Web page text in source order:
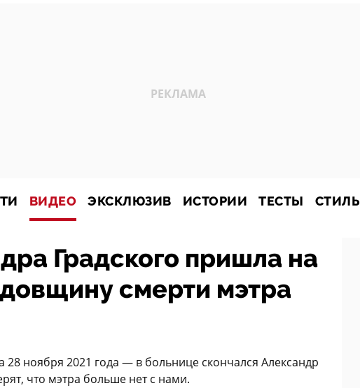
ВИДЕО ЭКСКЛЮЗИВ ИСТОРИИ ТЕСТЫ СТИЛЬ
Градского пришла на
смерти мэтра
ноября 2021 года — в больнице скончался Александр
что мэтра больше нет с нами.